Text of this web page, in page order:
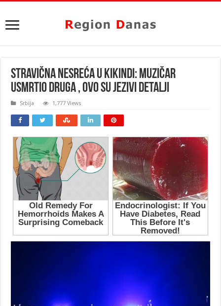
STRAVIČNA NESREĆA U KIKINDI: Muzičar
USMRTIO DRUGA , ovo su JEZIVI DETALJI
Srbija 1,777 Views